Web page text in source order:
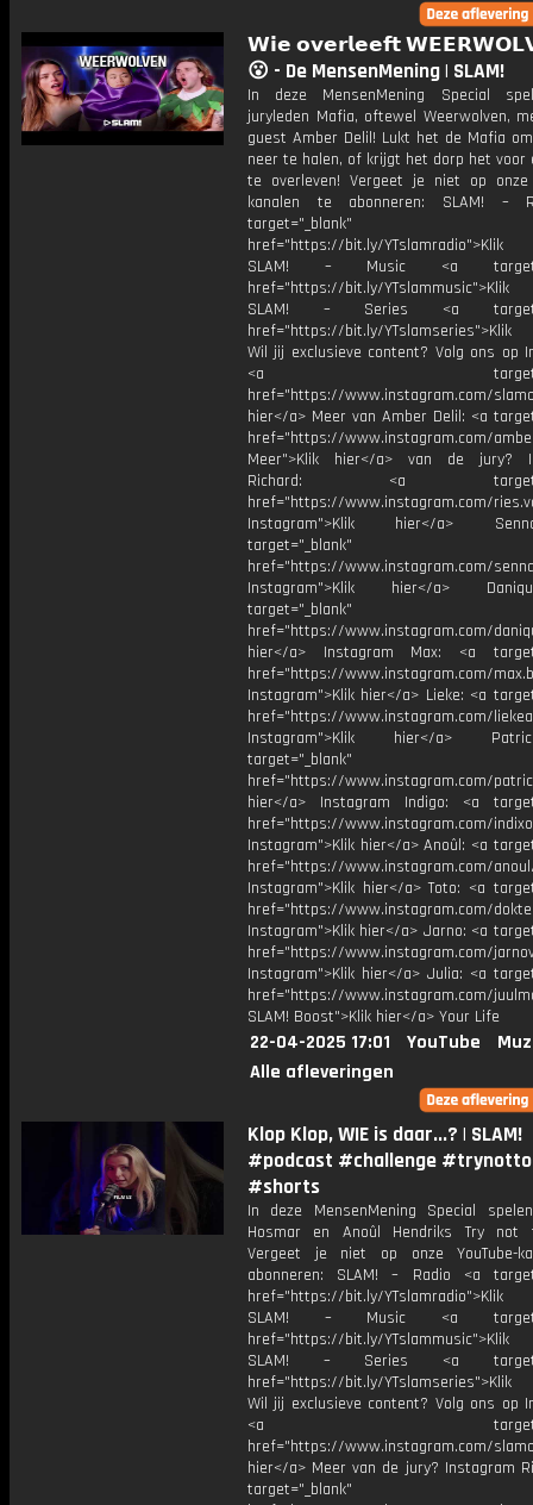
𝗪𝗶𝗲 𝗼𝘃𝗲𝗿𝗹𝗲𝗲𝗳𝘁
😮 - De MensenMening | SLAM!
In deze MensenMening Special
juryleden Mafia, oftewel Weerwolven,
guest Amber Delil! Lukt het de Mafia
neer te halen, of krijgt het dorp het voor
te overleven! Vergeet je niet op onze
kanalen te abonneren: SLAM! –
target="_blank"
href="https://bit.ly/
SLAM! – Music <a
href="https://bit.ly/
SLAM! – Series <a
href="https://bit.ly/
Wil jij exclusieve content? Volg ons op
<a
href="https://www.instagram.com/
hier</a> Meer van Amber Delil: <a
href="https://www.instagram.com/
Meer">Klik hier</a> van de jury?
Richard: <a
href="https://www.instagram.com/
Instagram">Klik hier</a>
target="_blank"
href="https://www.instagram.com/
Instagram">Klik hier</a>
target="_blank"
href="https://www.instagram.com/
hier</a> Instagram Max: <a
href="https://www.instagram.com/
Instagram">Klik hier</a> Lieke: <a
href="https://www.instagram.com/
Instagram">Klik hier</a>
target="_blank"
href="https://www.instagram.com/
hier</a> Instagram Indigo: <a
href="https://www.instagram.com/
Instagram">Klik hier</a> Anoûl: <a
href="https://www.instagram.com/
Instagram">Klik hier</a> Toto: <a
href="https://www.instagram.com/
Instagram">Klik hier</a> Jarno: <a
href="https://www.instagram.com/
Instagram">Klik hier</a> Julia: <a
href="https://www.instagram.com/
SLAM! Boost">Klik hier</a> Your Life
22-04-2025 17:01 YouTube
Alle afleveringen
Klop Klop, WIE is daar...? | SLAM!
#podcast #challenge
#shorts
In deze MensenMening Special
Hosmar en Anoûl Hendriks Try not
Vergeet je niet op onze YouTube-
abonneren: SLAM! – Radio <a
href="https://bit.ly/
SLAM! – Music <a
href="https://bit.ly/
SLAM! – Series <a
href="https://bit.ly/
Wil jij exclusieve content? Volg ons op
<a
href="https://www.instagram.com/
hier</a> Meer van de jury? Instagram
target="_blank"